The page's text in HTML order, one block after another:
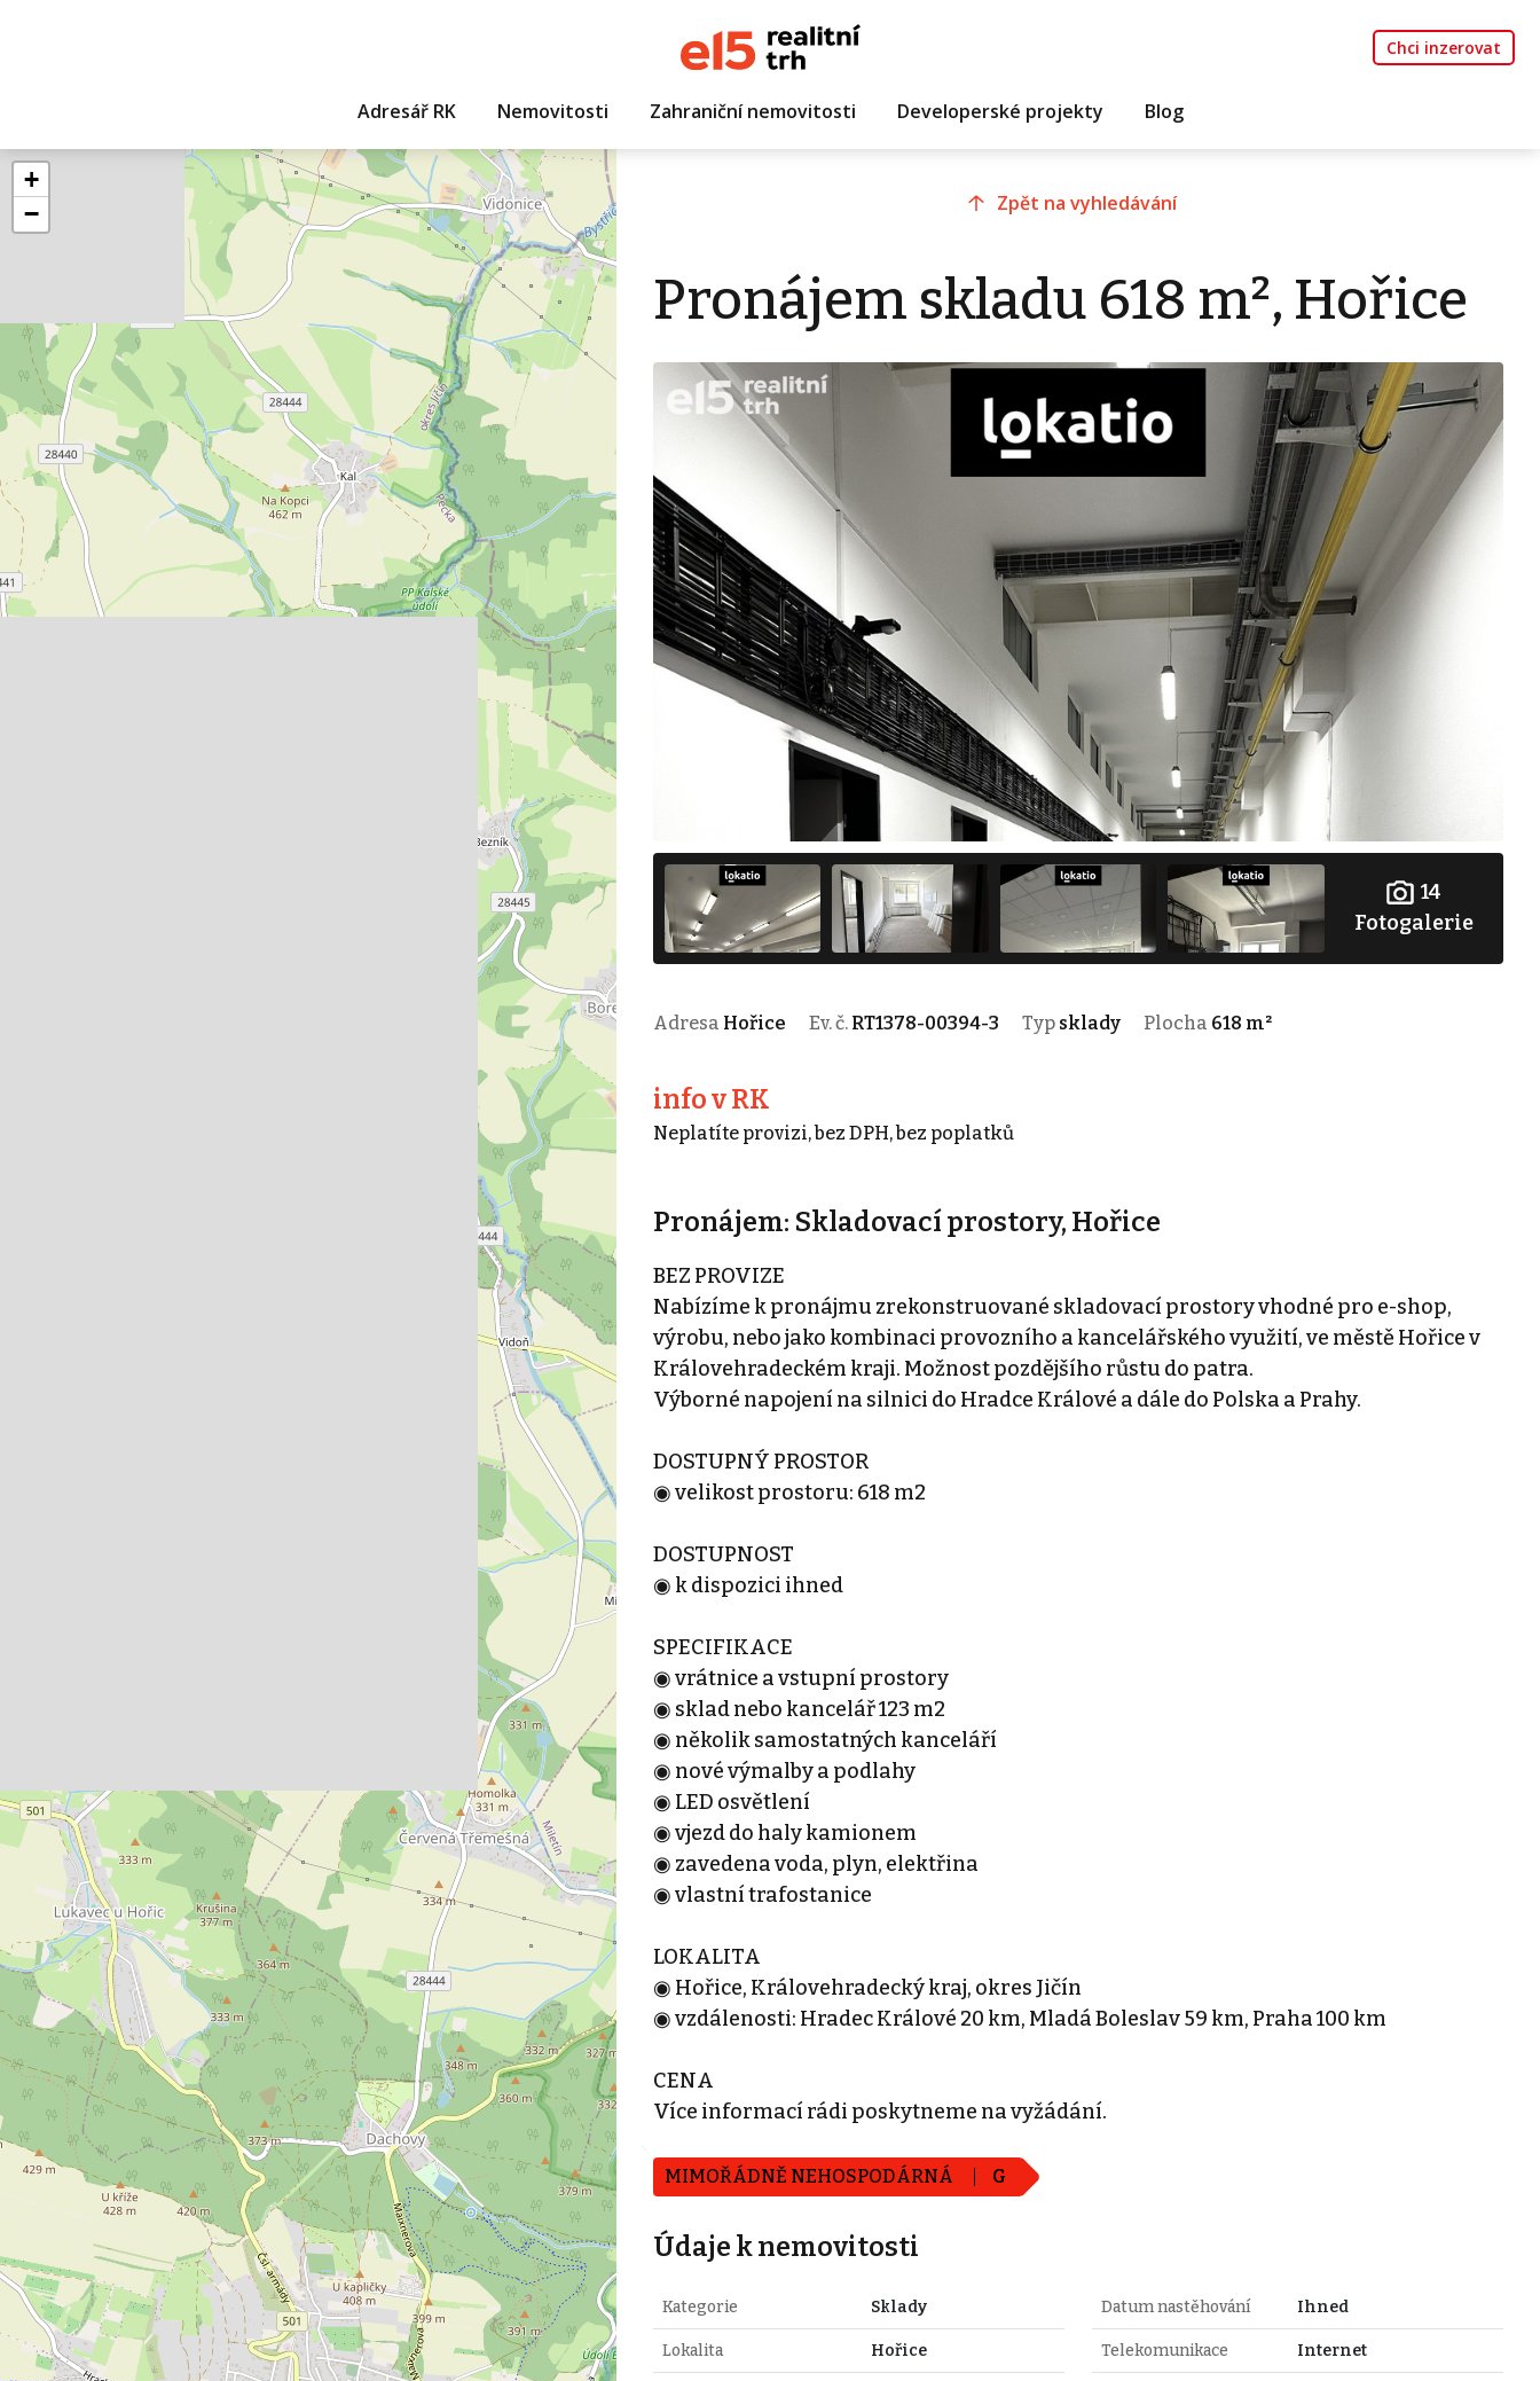
Chci inzerovat
Adresář RK Nemovitosti Zahraniční nemovitosti Developerské projekty Blog
+
−
Zpět na vyhledávání
Pronájem skladu 618 m², Hořice
14
Fotogalerie
Adresa Hořice Ev. č. RT1378-00394-3 Typ sklady Plocha 618 m²
info v RK
Neplatíte provizi, bez DPH, bez poplatků
Pronájem: Skladovací prostory, Hořice
BEZ PROVIZE
Nabízíme k pronájmu zrekonstruované skladovací prostory vhodné pro e-shop,
výrobu, nebo jako kombinaci provozního a kancelářského využití, ve městě Hořice v
Královehradeckém kraji. Možnost pozdějšího růstu do patra.
Výborné napojení na silnici do Hradce Králové a dále do Polska a Prahy.
DOSTUPNÝ PROSTOR
◉ velikost prostoru: 618 m2
DOSTUPNOST
◉ k dispozici ihned
SPECIFIKACE
◉ vrátnice a vstupní prostory
◉ sklad nebo kancelář 123 m2
◉ několik samostatných kanceláří
◉ nové výmalby a podlahy
◉ LED osvětlení
◉ vjezd do haly kamionem
◉ zavedena voda, plyn, elektřina
◉ vlastní trafostanice
LOKALITA
◉ Hořice, Královehradecký kraj, okres Jičín
◉ vzdálenosti: Hradec Králové 20 km, Mladá Boleslav 59 km, Praha 100 km
CENA
Více informací rádi poskytneme na vyžádání.
MIMOŘÁDNĚ NEHOSPODÁRNÁ G
Údaje k nemovitosti
Kategorie Sklady
Lokalita Hořice
Datum nastěhování Ihned
Telekomunikace Internet